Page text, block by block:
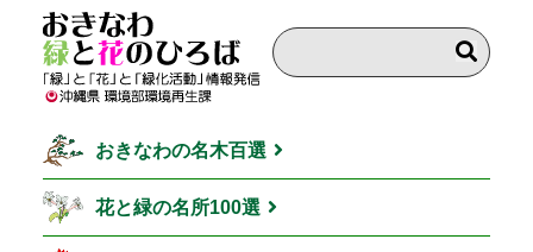
おきなわの名木百選
花と緑の名所100選